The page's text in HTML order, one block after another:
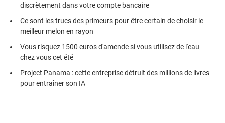
discrètement dans votre compte bancaire
Ce sont les trucs des primeurs pour être certain de choisir le
meilleur melon en rayon
Vous risquez 1500 euros d'amende si vous utilisez de l'eau
chez vous cet été
Project Panama : cette entreprise détruit des millions de livres
pour entraîner son IA